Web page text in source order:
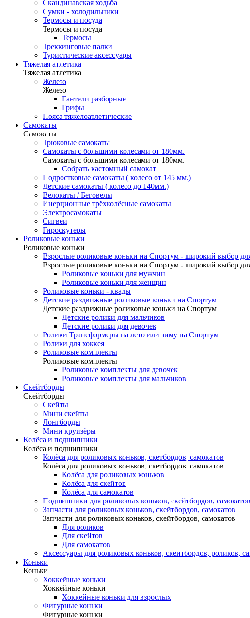
Скандинавская ходьба
Сумки - холодильники
Термосы и посуда
Термосы и посуда
Термосы
Треккинговые палки
Туристические аксессуары
Тяжелая атлетика
Тяжелая атлетика
Железо
Железо
Гантели разборные
Грифы
Пояса тяжелоатлетические
Самокаты
Самокаты
Трюковые самокаты
Самокаты с большими колесами от 180мм.
Самокаты с большими колесами от 180мм.
Собрать кастомный самокат
Подростковые самокаты ( колесо от 145 мм.)
Детские самокаты ( колесо до 140мм.)
Велокаты / Беговелы
Инерционные трёхколёсные самокаты
Электросамокаты
Сигвеи
Гироскутеры
Роликовые коньки
Роликовые коньки
Взрослые роликовые коньки на Спортум - широкий выбор
Взрослые роликовые коньки на Спортум - широкий выбор
Роликовые коньки для мужчин
Роликовые коньки для женщин
Роликовые коньки - квады
Детские раздвижные роликовые коньки на Спортум
Детские раздвижные роликовые коньки на Спортум
Детские ролики для мальчиков
Детские ролики для девочек
Ролики Трансформеры на лето или зиму на Спортум
Ролики для хоккея
Роликовые комплекты
Роликовые комплекты
Роликовые комплекты для девочек
Роликовые комплекты для мальчиков
Скейтборды
Скейтборды
Скейты
Мини скейты
Лонгборды
Мини круизёры
Колёса и подшипники
Колёса и подшипники
Колёса для роликовых коньков, скетбордов, самокатов
Колёса для роликовых коньков, скетбордов, самокатов
Колёса для роликовых коньков
Колёса для скейтов
Колёса для самокатов
Подшипники для роликовых коньков, скейтбордов, самокатов
Запчасти для роликовых коньков, скейтбордов, самокатов
Запчасти для роликовых коньков, скейтбордов, самокатов
Для роликов
Для скейтов
Для самокатов
Аксессуары для роликовых коньков, скейтбордов, роликов,
Коньки
Коньки
Хоккейные коньки
Хоккейные коньки
Хоккейные коньки для взрослых
Фигурные коньки
Фигурные коньки